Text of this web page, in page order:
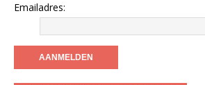
Emailadres: